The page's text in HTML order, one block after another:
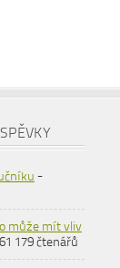
-
může mít vliv
179 čtenářů